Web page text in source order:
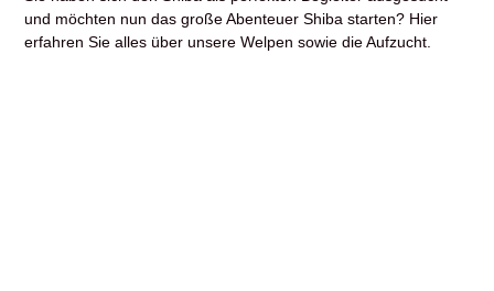
und möchten nun das große Abenteuer Shiba starten? Hier
erfahren Sie alles über unsere Welpen sowie die Aufzucht.